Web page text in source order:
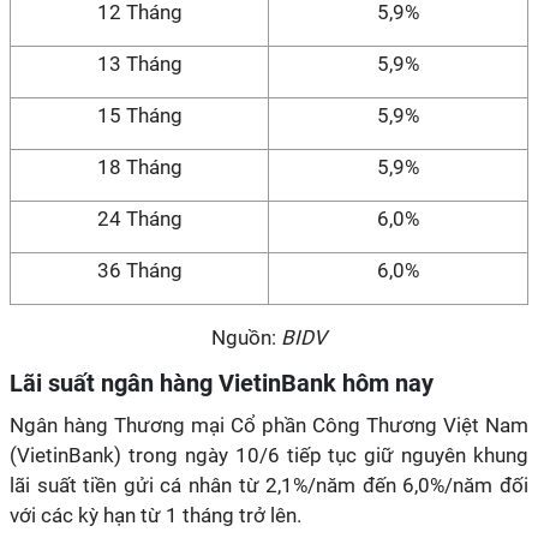
12 Tháng 5,9%
13 Tháng 5,9%
15 Tháng 5,9%
18 Tháng 5,9%
24 Tháng 6,0%
36 Tháng 6,0%
Nguồn: BIDV
Lãi suất ngân hàng VietinBank hôm nay
Ngân hàng Thương mại Cổ phần Công Thương Việt Nam
(VietinBank) trong ngày 10/6 tiếp tục giữ nguyên khung
lãi suất tiền gửi cá nhân từ 2,1%/năm đến 6,0%/năm đối
với các kỳ hạn từ 1 tháng trở lên.